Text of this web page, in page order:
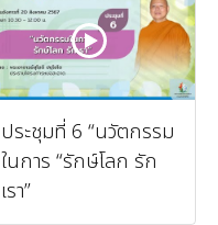
ประชุมที่ 6 “นวัตกรรม
ในการ “รักษ์โลก รัก
เรา”